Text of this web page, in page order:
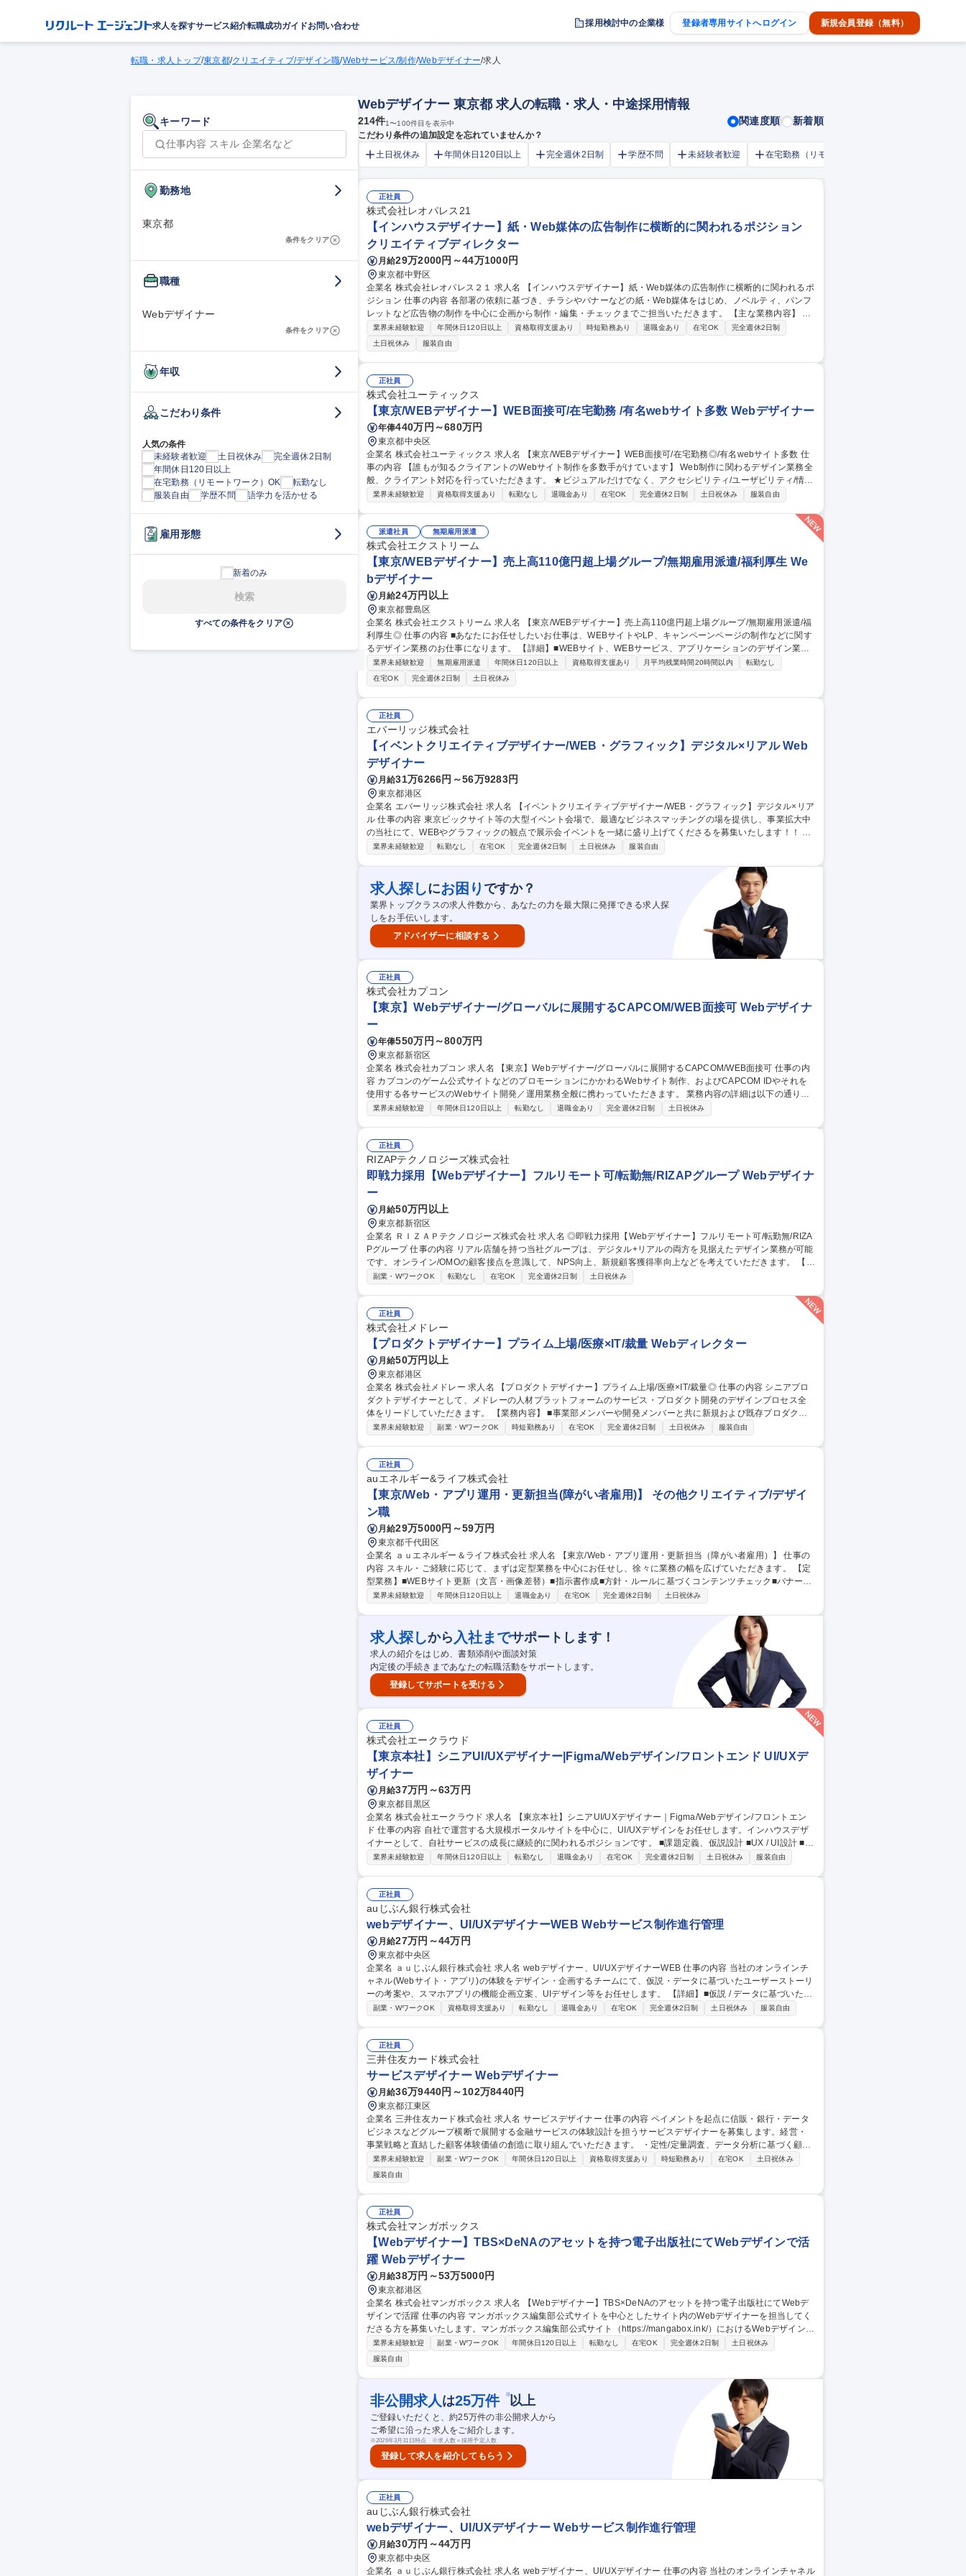
求人を探すサービス紹介転職成功ガイドお問い合わせ 採用検討中の企業様 登録者専用サイトへログイン 新規会員登録（無料）
転職・求人トップ/東京都/クリエイティブ/デザイン職/Webサービス/制作/Webデザイナー/求人
キーワード
勤務地
東京都
条件をクリア
職種
Webデザイナー
条件をクリア
年収
こだわり条件
人気の条件
未経験者歓迎
土日祝休み
完全週休2日制
年間休日120日以上
在宅勤務（リモートワーク）OK
転勤なし
服装自由
学歴不問 語学力を活かせる
雇用形態
新着のみ
検索
すべての条件をクリア
Webデザイナー 東京都 求人の転職・求人・中途採用情報
214件1〜100件目を表示中 関連度順 新着順
こだわり条件の追加設定を忘れていませんか？
土日祝休み
年間休日120日以上 完全週休2日制 学歴不問 未経験者歓迎 在宅勤務（リモートワーク）OK
正社員
株式会社レオパレス21
【インハウスデザイナー】紙・Web媒体の広告制作に横断的に関われるポジション
クリエイティブディレクター
月給29万2000円～44万1000円
東京都中野区
企業名 株式会社レオパレス２１ 求人名 【インハウスデザイナー】紙・Web媒体の広告制作に横断的に関われるポ
ジション 仕事の内容 各部署の依頼に基づき、チラシやバナーなどの紙・Web媒体をはじめ、ノベルティ、パンフ
レットなど広告物の制作を中心に企画から制作・編集・チェックまでご担当いただきます。 【主な業務内容】 ■
広告物(チラシ,バナー,ノベルティ,Web用素材等)の制作・編集※制作業務はIllustrator・Photoshopを用いたDTP・
Web素材制作が中心となります。■パンフレット等の制作進行・スケジュール管理■社内各部署・外部制作会社と
の調整・連携■広告物の内容・表現チェック、修正対応■制作データの管理、入稿データ作成■動画コンテンツの簡
単な制作・編集業務 募集職種 【インハウスデザイナー】紙・Web媒体の広告制作に横断的に関われるポジション
業界未経験歓迎 年間休日120日以上 資格取得支援あり 時短勤務あり 退職金あり 在宅OK
完全週休2日制
土日祝休み
服装自由
正社員
株式会社ユーティックス
【東京/WEBデザイナー】WEB面接可/在宅勤務 /有名webサイト多数 Webデザイナー
年俸440万円～680万円
東京都中央区
企業名 株式会社ユーティックス 求人名 【東京/WEBデザイナー】WEB面接可/在宅勤務◎/有名webサイト多数 仕
事の内容 【誰もが知るクライアントのWebサイト制作を多数手がけています】 Web制作に関わるデザイン業務全
般、クライアント対応を行っていただきます。 ★ビジュアルだけでなく、アクセシビリティ/ユーザビリティ/情報
設計といった観点でデザインを行っていただきます。将来的には、アートディレクターやシニアデザイナーを目
種 【東京/WEBデザイナー】WEB面接可/在宅勤務◎/有名webサイト多数
業界未経験歓迎 資格取得支援あり 転勤なし 退職金あり 在宅OK 完全週休2日制 土日祝休み 服装自由
派遣社員 無期雇用派遣
株式会社エクストリーム
【東京/WEBデザイナー】売上高110億円超上場グループ/無期雇用派遣/福利厚生 We
bデザイナー
月給24万円以上
東京都豊島区
企業名 株式会社エクストリーム 求人名 【東京/WEBデザイナー】売上高110億円超上場グループ/無期雇用派遣/福
利厚生◎ 仕事の内容 ■あなたにお任せしたいお仕事は、WEBサイトやLP、キャンペーンページの制作などに関す
るデザイン業務のお仕事になります。 【詳細】■WEBサイト、WEBサービス、アプリケーションのデザイン業務
■LP、バナーなどのデザイン制作■画像の加工、修正■HTML/CSSのコーディング業務（修正、更新）■UI/UXの改
善■その他クリエイティブ制作など 《魅力》バンダイナムコG、セガG、コナミなど、ゲーム業界を牽引するトッ
プ企業と安定的な取引を継続。様々なプロジェクトに参画することで多彩なスキルやノウハウを身に付けられま
す! 募集職種 【東京/WEBデザイナー】売上高110億円超上場グループ/無期雇用派遣/福利厚生◎
業界未経験歓迎 無期雇用派遣 年間休日120日以上 資格取得支援あり 月平均残業時間20時間以内
転勤なし
在宅OK
完全週休2日制 土日祝休み
正社員
エバーリッジ株式会社
【イベントクリエイティブデザイナー/WEB・グラフィック】デジタル×リアル Web
デザイナー
月給31万6266円～56万9283円
東京都港区
企業名 エバーリッジ株式会社 求人名 【イベントクリエイティブデザイナー/WEB・グラフィック】デジタル×リア
ル 仕事の内容 東京ビックサイト等の大型イベント会場で、最適なビジネスマッチングの場を提供し、事業拡大中
の当社にて、WEBやグラフィックの観点で展示会イベントを一緒に盛り上げてくださるを募集いたします！！ ※
適正とご志向に合わせて下記のポジションをご案内します！仕事内容詳細は下記備考欄に記載いたします。 ■WE
ィブデザイナー/WEB・グラフィック】デジタル×リアル
業界未経験歓迎 転勤なし 在宅OK 完全週休2日制 土日祝休み 服装自由
求人探しにお困り ですか？
業界トップクラスの求人件数から、あなたの力を最大限に発揮できる求人探
しをお手伝いします。
アドバイザーに相談する
正社員
株式会社カプコン
【東京】Webデザイナー/グローバルに展開するCAPCOM/WEB面接可 Webデザイナ
ー
年俸550万円～800万円
東京都新宿区
企業名 株式会社カプコン 求人名 【東京】Webデザイナー/グローバルに展開するCAPCOM/WEB面接可 仕事の内
容 カプコンのゲーム公式サイトなどのプロモーションにかかわるWebサイト制作、およびCAPCOM IDやそれを
使用する各サービスのWebサイト開発／運用業務全般に携わっていただきます。 業務内容の詳細は以下の通りで
す。 ■Webサイトのデザインやそれにかかわる画像制作 ■その他、ゲームタイトルに関わる宣伝用画像等のデザイ
業界未経験歓迎 年間休日120日以上 転勤なし 退職金あり 完全週休2日制 土日祝休み
正社員
RIZAPテクノロジーズ株式会社
即戦力採用【Webデザイナー】フルリモート可/転勤無/RIZAPグループ Webデザイナ
ー
月給50万円以上
東京都新宿区
企業名 ＲＩＺＡＰテクノロジーズ株式会社 求人名 ◎即戦力採用【Webデザイナー】フルリモート可/転勤無/RIZA
Pグループ 仕事の内容 リアル店舗を持つ当社グループは、デジタル+リアルの両方を見据えたデザイン業務が可能
です。オンライン/OMOの顧客接点を意識して、NPS向上、新規顧客獲得率向上などを考えていただきます。 【業
務詳細】 ■Webサービス、スマホアプリのデザイン業務 ■LP、バナー等の広告素材のデザイン制作 ■デザインガイ
副業・WワークOK 転勤なし 在宅OK 完全週休2日制 土日祝休み
正社員
株式会社メドレー
【プロダクトデザイナー】プライム上場/医療×IT/裁量 Webディレクター
月給50万円以上
東京都港区
企業名 株式会社メドレー 求人名 【プロダクトデザイナー】プライム上場/医療×IT/裁量◎ 仕事の内容 シニアプロ
ダクトデザイナーとして、メドレーの人材プラットフォームのサービス・プロダクト開発のデザインプロセス全
体をリードしていただきます。 【業務内容】 ■事業部メンバーや開発メンバーと共に新規および既存プロダクト
コンセプトを策定 ■事業者向け・エンドユーザー向けのWeb・アプリのUI/UXの設計 ■プロダクトおよびプラット
業界未経験歓迎 副業・WワークOK 時短勤務あり 在宅OK 完全週休2日制 土日祝休み 服装自由
正社員
auエネルギー&ライフ株式会社
【東京/Web・アプリ運用・更新担当(障がい者雇用)】 その他クリエイティブ/デザイ
ン職
月給29万5000円～59万円
東京都千代田区
企業名 ａｕエネルギー＆ライフ株式会社 求人名 【東京/Web・アプリ運用・更新担当（障がい者雇用）】 仕事の
内容 スキル・ご経験に応じて、まずは定型業務を中心にお任せし、徐々に業務の幅を広げていただきます。 【定
型業務】■WEBサイト更新（文言・画像差替）■指示書作成■方針・ルールに基づくコンテンツチェック■バナー等
のデザイン資産管理 【非定型業務】（スキルに応じて） ■新規LP制作／UI設計■ABテスト設計・分析 ■UX改善施
業界未経験歓迎 年間休日120日以上 退職金あり 在宅OK 完全週休2日制 土日祝休み
求人探しから 入社までサポートします！
求人の紹介をはじめ、書類添削や面談対策
内定後の手続きまであなたの転職活動をサポートします。
登録してサポートを受ける
正社員
株式会社エークラウド
【東京本社】シニアUI/UXデザイナー|Figma/Webデザイン/フロントエンド UI/UXデ
ザイナー
月給37万円～63万円
東京都目黒区
企業名 株式会社エークラウド 求人名 【東京本社】シニアUI/UXデザイナー｜Figma/Webデザイン/フロントエン
ド 仕事の内容 自社で運営する大規模ポータルサイトを中心に、UI/UXデザインをお任せします。インハウスデザ
イナーとして、自社サービスの成長に継続的に関われるポジションです。 ■課題定義、仮説設計 ■UX / UI設計 ■デ
ータ分析、ユーザー／カスタマー調査 ■ポータルサイト内キャンペーンLPのデザイン ■ポスター・資料・POPな
業界未経験歓迎 年間休日120日以上 転勤なし 退職金あり 在宅OK 完全週休2日制 土日祝休み 服装自由
正社員
auじぶん銀行株式会社
webデザイナー、UI/UXデザイナーWEB Webサービス制作進行管理
月給27万円～44万円
東京都中央区
企業名 ａｕじぶん銀行株式会社 求人名 webデザイナー、UI/UXデザイナーWEB 仕事の内容 当社のオンラインチ
ャネル(Webサイト・アプリ)の体験をデザイン・企画するチームにて、仮説・データに基づいたユーザーストーリ
ーの考案や、スマホアプリの機能企画立案、UIデザイン等をお任せします。 【詳細】■仮説 / データに基づいたユ
ーザーストーリーの考案 ■スマホアプリの施策・機能企画立案 ■iOS/AndroidアプリのUIデザイン ※顧客提供価値
副業・WワークOK 資格取得支援あり 転勤なし 退職金あり 在宅OK 完全週休2日制 土日祝休み 服装自由
正社員
三井住友カード株式会社
サービスデザイナー Webデザイナー
月給36万9440円～102万8440円
東京都江東区
企業名 三井住友カード株式会社 求人名 サービスデザイナー 仕事の内容 ペイメントを起点に信販・銀行・データ
ビジネスなどグループ横断で展開する金融サービスの体験設計を担うサービスデザイナーを募集します。経営・
事業戦略と直結した顧客体験価値の創造に取り組んでいただきます。 ・定性/定量調査、データ分析に基づく顧客
インサイト抽出と課題・機会領域の特定 ・顧客体験全体を俯瞰し、カスタマージャーニーやサービスブループリ
ントを用いた課題・機会領域の可視化 ・カード・銀行・アプリ・ポイント・データビジネスなど複数ドメインを
業界未経験歓迎 副業・WワークOK 年間休日120日以上 資格取得支援あり 時短勤務あり 在宅OK
土日祝休み
服装自由
正社員
株式会社マンガボックス
【Webデザイナー】TBS×DeNAのアセットを持つ電子出版社にてWebデザインで活
躍 Webデザイナー
月給38万円～53万5000円
東京都港区
企業名 株式会社マンガボックス 求人名 【Webデザイナー】TBS×DeNAのアセットを持つ電子出版社にてWebデ
ザインで活躍 仕事の内容 マンガボックス編集部公式サイトを中心としたサイト内のWebデザイナーを担当してく
ださる方を募集いたします。マンガボックス編集部公式サイト（https://mangabox.ink/）におけるWebデザイン全
般です。 ・Webサイトデザイン全般・マンガボックス編集部公式サイト等のキービジュアルの作成・サイト全体
のトーン＆マナー策定 ・PCおよびスマートフォン両デバイスに最適化したUIデザイン、クリエイティブ作成 ・サ
イト内バナー、SNS用のバナーの制作 ・特集やキャンペーン企画に伴うLP等のページのデザイン制作 募集職種
【Webデザイナー】TBS×DeNAのアセットを持つ電子出版社にてWebデザインで活躍
業界未経験歓迎 副業・WワークOK 年間休日120日以上 転勤なし 在宅OK 完全週休2日制
土日祝休み
服装自由
非公開求人 は25万件 ※以上
ご登録いただくと、約25万件の非公開求人から
ご希望に沿った求人をご紹介します。
※2026年3月31日時点 ※求人数＝採用予定人数
登録して求人を紹介してもらう
正社員
auじぶん銀行株式会社
webデザイナー、UI/UXデザイナー Webサービス制作進行管理
月給30万円～44万円
東京都中央区
企業名 ａｕじぶん銀行株式会社 求人名 webデザイナー、UI/UXデザイナー 仕事の内容 当社のオンラインチャネル